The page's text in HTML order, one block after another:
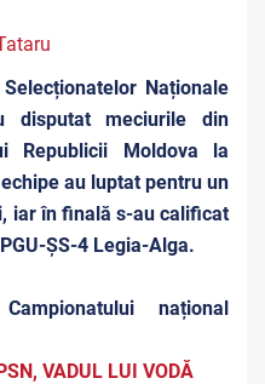
Naționale
disputat meciurile din
Republicii Moldova la
au luptat pentru un
iar în finală s-au calificat
ȘS-4 Legia-Alga.
național
VADUL LUI VODĂ